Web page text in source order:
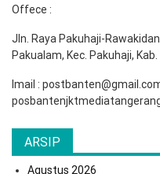
Offece :
Jln. Raya Pakuhaji-
Pakualam, Kec. Pakuhaji,
Imail :
ARSIP
Agustus 2026